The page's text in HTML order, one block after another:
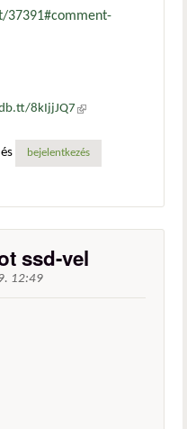
37391#comment-
8kIjjJQ7 (külső
és bejelentkezés
ssd-vel
12:49